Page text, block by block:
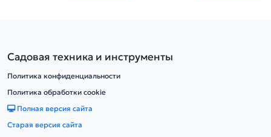
Садовая техника и инструменты
Политика конфиденциальности
Политика обработки cookie
Полная версия сайта
Старая версия сайта